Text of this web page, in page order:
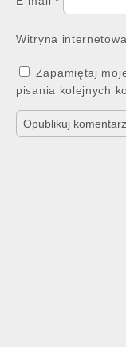
Witryna internetowa
Zapamiętaj
pisania kolejnych